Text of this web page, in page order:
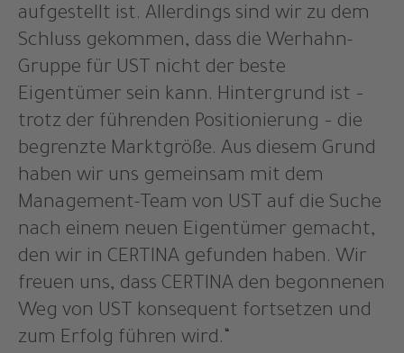
aufgestellt ist. Allerdings sind wir zu dem
Schluss gekommen, dass die Werhahn-
Gruppe für UST nicht der beste
Eigentümer sein kann. Hintergrund ist –
trotz der führenden Positionierung – die
begrenzte Marktgröße. Aus diesem Grund
haben wir uns gemeinsam mit dem
Management-Team von UST auf die Suche
nach einem neuen Eigentümer gemacht,
den wir in CERTINA gefunden haben. Wir
freuen uns, dass CERTINA den begonnenen
Weg von UST konsequent fortsetzen und
zum Erfolg führen wird.“